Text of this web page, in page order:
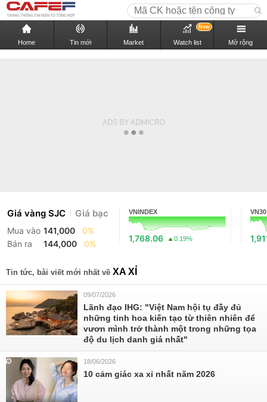
Home Tin mới Market Watch list
New
Mở rộng
Giá vàng SJC Giá bạc
Mua vào 141,000
0%
Bán ra
144,000 0%
VNINDEX
1,768.06 0.19%
VN30
Tin tức, bài viết mới nhất về XA XỈ
09/07/2026
Lãnh đạo IHG: "Việt Nam hội tụ đầy đủ
những tinh hoa kiến tạo từ thiên nhiên để
vươn mình trở thành một trong những tọa
độ du lịch danh giá nhất"
18/06/2026
10 cảm giác xa xỉ nhất năm 2026